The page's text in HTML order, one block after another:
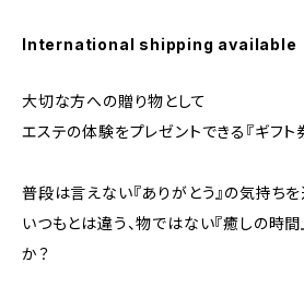
International shipping available
大切な方への贈り物として
エステの体験をプレゼントできる『ギフト
普段は言えない『ありがとう』の気持ち
いつもとは違う、物ではない『癒しの時間
か？